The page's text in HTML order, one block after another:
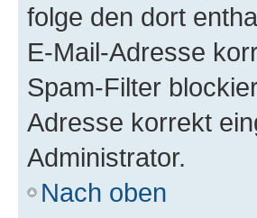
folge den dort
E-Mail-Adresse
Spam-Filter
Adresse korrekt
Administrator.
Nach oben